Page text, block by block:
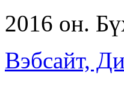
2016 он.
Вэбсайт,